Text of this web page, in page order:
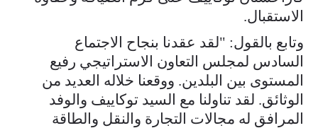
الاستقبال.
وتابع بالقول: "لقد عقدنا بنجاح الاجتماع
السادس لمجلس التعاون الاستراتيجي رفيع
المستوى بين البلدين. ووقعنا خلاله العديد من
الوثائق. لقد تناولنا مع السيد توكاييف والوفد
المرافق له مجالات التجارة والنقل والطاقة